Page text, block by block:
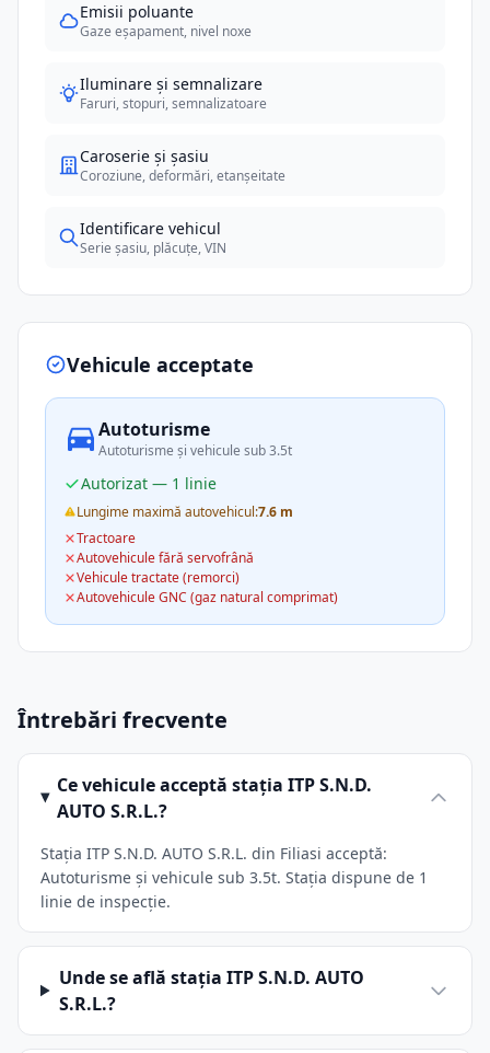
Emisii poluante
Gaze eșapament, nivel noxe
Iluminare și semnalizare
Faruri, stopuri, semnalizatoare
Caroserie și șasiu
Coroziune, deformări, etanșeitate
Identificare vehicul
Serie șasiu, plăcuțe, VIN
Vehicule acceptate
Autoturisme
Autoturisme și vehicule sub 3.5t
Autorizat — 1 linie
Lungime maximă autovehicul:7.6 m
Tractoare
Autovehicule fără servofrână
Vehicule tractate (remorci)
Autovehicule GNC (gaz natural comprimat)
Întrebări frecvente
Ce vehicule acceptă stația ITP S.N.D.
AUTO S.R.L.?
Stația ITP S.N.D. AUTO S.R.L. din Filiasi acceptă:
Autoturisme și vehicule sub 3.5t. Stația dispune de 1
linie de inspecție.
Unde se află stația ITP S.N.D. AUTO
S.R.L.?